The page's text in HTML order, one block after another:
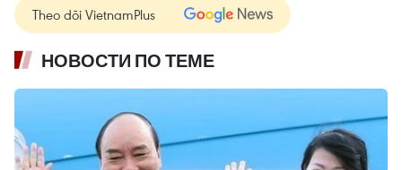
Theo dõi VietnamPlus
НОВОСТИ ПО ТЕМЕ